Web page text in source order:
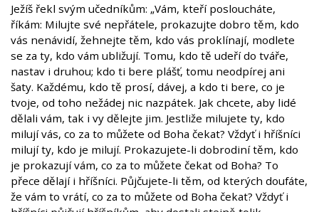
Ježíš řekl svým učedníkům: „Vám, kteří posloucháte,
říkám: Milujte své nepřátele, prokazujte dobro těm, kdo
vás nenávidí, žehnejte těm, kdo vás proklínají, modlete
se za ty, kdo vám ubližují. Tomu, kdo tě udeří do tváře,
nastav i druhou; kdo ti bere plášť, tomu neodpírej ani
šaty. Každému, kdo tě prosí, dávej, a kdo ti bere, co je
tvoje, od toho nežádej nic nazpátek. Jak chcete, aby lidé
dělali vám, tak i vy dělejte jim. Jestliže milujete ty, kdo
milují vás, co za to můžete od Boha čekat? Vždyť i hříšníci
milují ty, kdo je milují. Prokazujete-li dobrodiní těm, kdo
je prokazují vám, co za to můžete čekat od Boha? To
přece dělají i hříšníci. Půjčujete-li těm, od kterých doufáte,
že vám to vrátí, co za to můžete od Boha čekat? Vždyť i